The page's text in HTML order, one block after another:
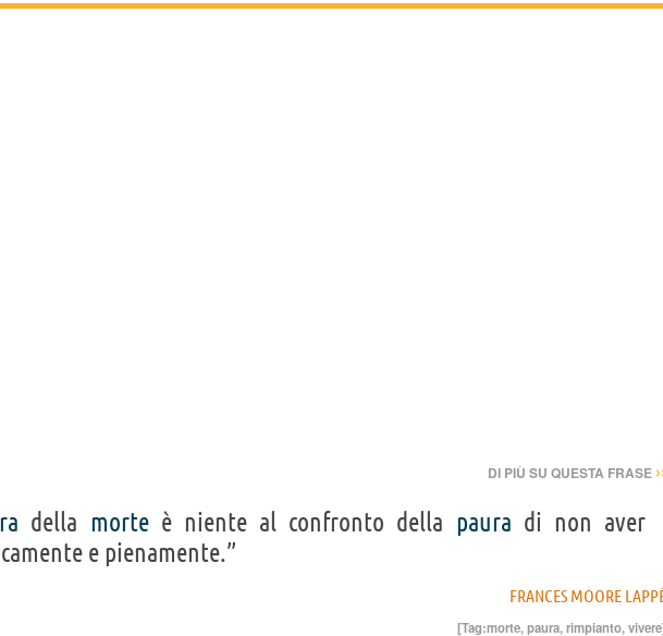
DI PIÙ SU QUESTA FRASE
della morteè niente al confronto della paura di non aver
e pienamente.”
FRANCES MOORE
[Tag:morte,paura,rimpianto,vivere